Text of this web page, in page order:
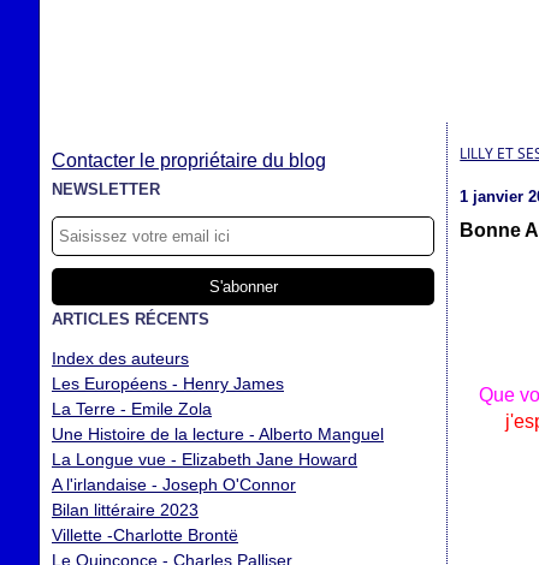
Contacter le propriétaire du blog
NEWSLETTER
ARTICLES RÉCENTS
Index des auteurs
Les Européens - Henry James
La Terre - Emile Zola
Une Histoire de la lecture - Alberto Manguel
La Longue vue - Elizabeth Jane Howard
A l'irlandaise - Joseph O'Connor
Bilan littéraire 2023
Villette -Charlotte Brontë
Le Quinconce - Charles Palliser
LILLY ET
1 janvier
Bonne
Que